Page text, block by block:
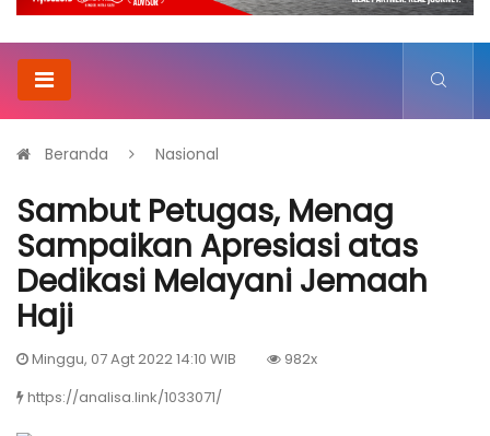
Beranda Nasional
Sambut Petugas, Menag
Sampaikan Apresiasi atas
Dedikasi Melayani Jemaah
Haji
Minggu, 07 Agt 2022 14:10 WIB
982x
https://analisa.link/1033071/